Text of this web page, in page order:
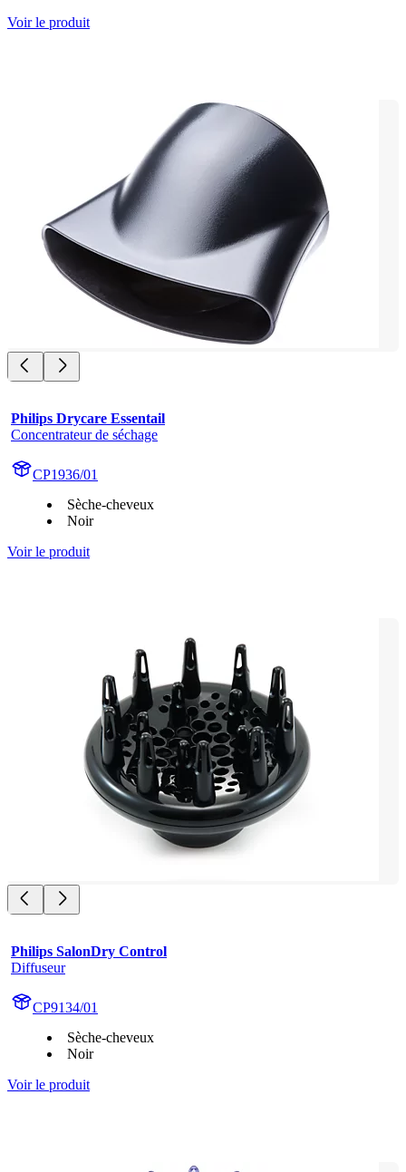
Voir le produit
Philips Drycare Essentail
Concentrateur de séchage
CP1936/01
Sèche-cheveux
Noir
Voir le produit
Philips SalonDry Control
Diffuseur
CP9134/01
Sèche-cheveux
Noir
Voir le produit